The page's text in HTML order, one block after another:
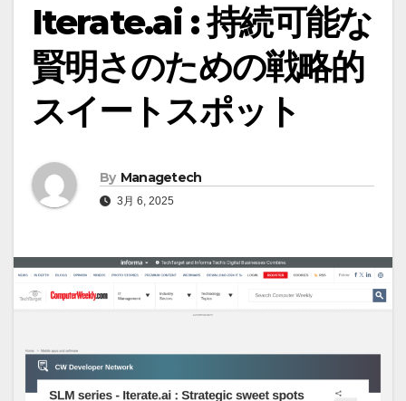
Iterate.ai : 持続可能な
賢明さのための戦略的
スイートスポット
By Managetech
3月 6, 2025